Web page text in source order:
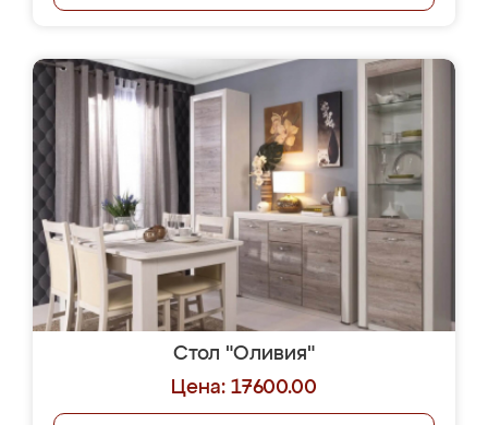
Стол "Оливия"
Цена: 17600.00